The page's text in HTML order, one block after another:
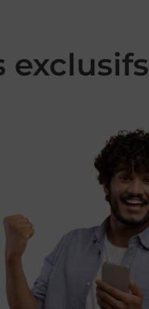
exclusifs